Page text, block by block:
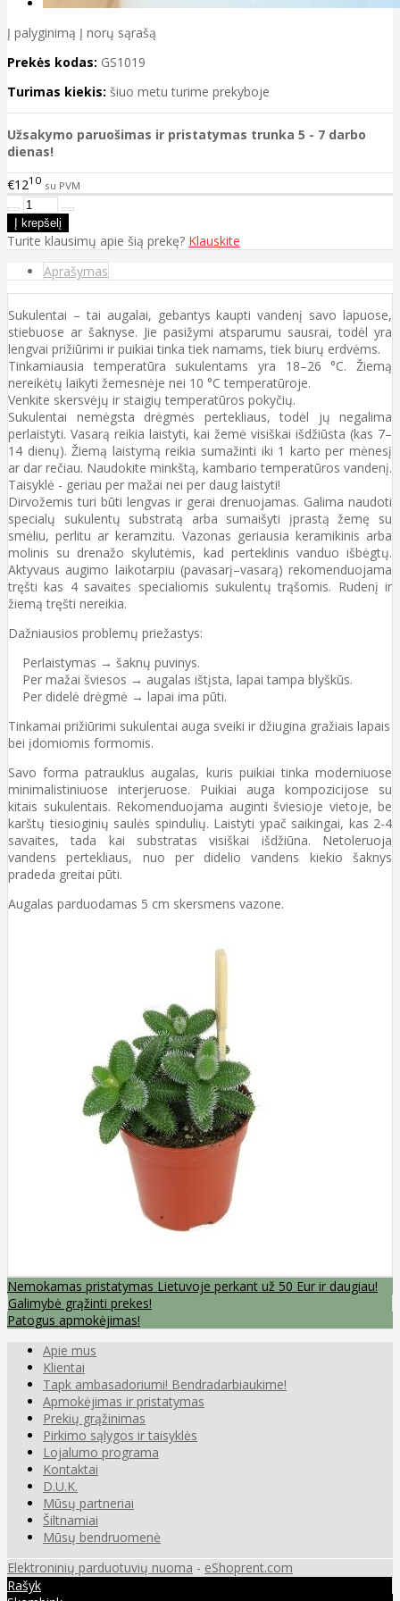
Į palyginimą Į norų sąrašą
Prekės kodas: GS1019
Turimas kiekis: šiuo metu turime prekyboje
Užsakymo paruošimas ir pristatymas trunka 5 - 7 darbo
dienas!
€1210 su PVM
Turite klausimų apie šią prekę? Klauskite
Aprašymas
Sukulentai – tai augalai, gebantys kaupti vandenį savo lapuose,
stiebuose ar šaknyse. Jie pasižymi atsparumu sausrai, todėl yra
lengvai prižiūrimi ir puikiai tinka tiek namams, tiek biurų erdvėms.
Tinkamiausia temperatūra sukulentams yra 18–26 °C. Žiemą
nereikėtų laikyti žemesnėje nei 10 °C temperatūroje.
Venkite skersvėjų ir staigių temperatūros pokyčių.
Sukulentai nemėgsta drėgmės pertekliaus, todėl jų negalima
perlaistyti. Vasarą reikia laistyti, kai žemė visiškai išdžiūsta (kas 7–
14 dienų). Žiemą laistymą reikia sumažinti iki 1 karto per mėnesį
ar dar rečiau. Naudokite minkštą, kambario temperatūros vandenį.
Taisyklė - geriau per mažai nei per daug laistyti!
Dirvožemis turi būti lengvas ir gerai drenuojamas. Galima naudoti
specialų sukulentų substratą arba sumaišyti įprastą žemę su
smėliu, perlitu ar keramzitu. Vazonas geriausia keramikinis arba
molinis su drenažo skylutėmis, kad perteklinis vanduo išbėgtų.
Aktyvaus augimo laikotarpiu (pavasarį–vasarą) rekomenduojama
tręšti kas 4 savaites specialiomis sukulentų trąšomis. Rudenį ir
žiemą tręšti nereikia.
Dažniausios problemų priežastys:
Perlaistymas → šaknų puvinys.
Per mažai šviesos → augalas ištįsta, lapai tampa blyškūs.
Per didelė drėgmė → lapai ima pūti.
Tinkamai prižiūrimi sukulentai auga sveiki ir džiugina gražiais lapais
bei įdomiomis formomis.
Savo forma patrauklus augalas, kuris puikiai tinka moderniuose
minimalistiniuose interjeruose. Puikiai auga kompozicijose su
kitais sukulentais. Rekomenduojama auginti šviesioje vietoje, be
karštų tiesioginių saulės spindulių. Laistyti ypač saikingai, kas 2-4
savaites, tada kai substratas visiškai išdžiūna. Netoleruoja
vandens pertekliaus, nuo per didelio vandens kiekio šaknys
pradeda greitai pūti.
Augalas parduodamas 5 cm skersmens vazone.
Nemokamas pristatymas Lietuvoje perkant už 50 Eur ir daugiau!
Galimybė grąžinti prekes!
Patogus apmokėjimas!
Apie mus
Klientai
Tapk ambasadoriumi! Bendradarbiaukime!
Apmokėjimas ir pristatymas
Prekių grąžinimas
Pirkimo sąlygos ir taisyklės
Lojalumo programa
Kontaktai
D.U.K.
Mūsų partneriai
Šiltnamiai
Mūsų bendruomenė
Elektroninių parduotuvių nuoma - eShoprent.com
Rašyk